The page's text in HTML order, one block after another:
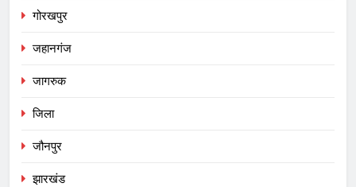
गोरखपुर
जहानगंज
जागरुक
जिला
जौनपुर
झारखंड